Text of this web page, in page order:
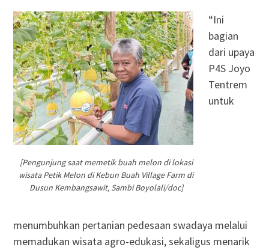
[Pengunjung saat memetik buah melon di lokasi
wisata Petik Melon di Kebun Buah Village Farm di
Dusun Kembangsawit, Sambi Boyolali/doc]
“Ini
bagian
dari upaya
P4S Joyo
Tentrem
untuk
menumbuhkan pertanian pedesaan swadaya melalui
memadukan wisata agro-edukasi, sekaligus menarik